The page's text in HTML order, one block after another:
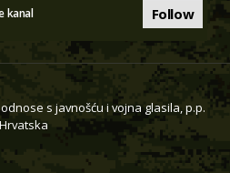
kanal Follow
s javnošću i vojna glasila, p.p.